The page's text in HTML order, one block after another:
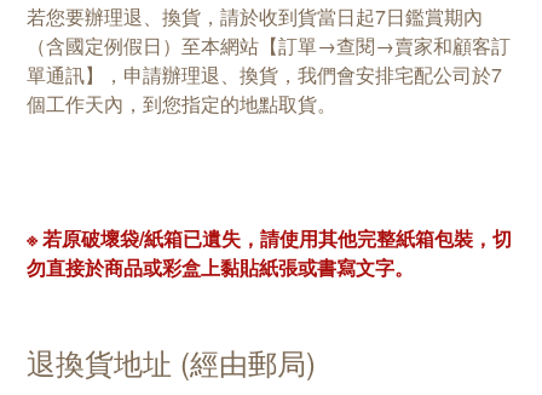
若您要辦理退、換貨，請於收到貨當日起7日鑑賞期內
（含國定例假日）至本網站【訂單→查閱→賣家和顧客訂
單通訊】，申請辦理退、換貨，我們會安排宅配公司於7
個工作天內，到您指定的地點取貨。
※ 若原破壞袋/紙箱已遺失，請使用其他完整紙箱包裝，切
勿直接於商品或彩盒上黏貼紙張或書寫文字。
退換貨地址 (經由郵局)